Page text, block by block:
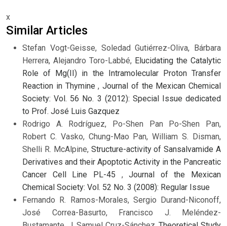
x
Similar Articles
Stefan Vogt-Geisse, Soledad Gutiérrez-Oliva, Bárbara
Herrera, Alejandro Toro-Labbé, Elucidating the Catalytic
Role of Mg(II) in the Intramolecular Proton Transfer
Reaction in Thymine, Journal of the Mexican Chemical
Society: Vol. 56 No. 3 (2012): Special Issue dedicated
to Prof. José Luis Gazquez
Rodrigo A. Rodríguez, Po-Shen Pan Po-Shen Pan,
Robert C. Vasko, Chung-Mao Pan, William S. Disman,
Shelli R. McAlpine, Structure-activity of Sansalvamide A
Derivatives and their Apoptotic Activity in the Pancreatic
Cancer Cell Line PL-45 ,Journal of the Mexican
Chemical Society: Vol. 52 No. 3 (2008): Regular Issue
Fernando R. Ramos-Morales, Sergio Durand-Niconoff,
José Correa-Basurto, Francisco J. Meléndez-